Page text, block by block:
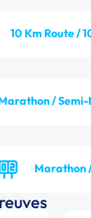
10 Km Route /
/
Marathon